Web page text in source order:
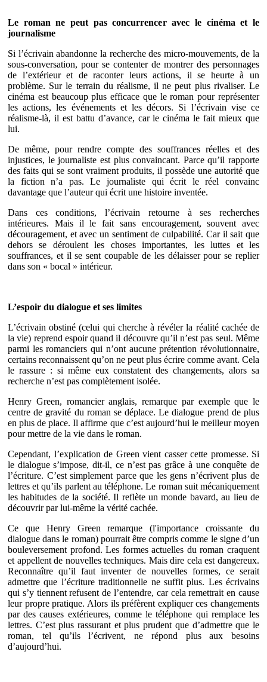
Le roman ne peut pas concurrencer avec le cinéma et le
journalisme
Si l’écrivain abandonne la recherche des micro-mouvements, de la
sous-conversation, pour se contenter de montrer des personnages
de l’extérieur et de raconter leurs actions, il se heurte à un
problème. Sur le terrain du réalisme, il ne peut plus rivaliser. Le
cinéma est beaucoup plus efficace que le roman pour représenter
les actions, les événements et les décors. Si l’écrivain vise ce
réalisme-là, il est battu d’avance, car le cinéma le fait mieux que
lui.
De même, pour rendre compte des souffrances réelles et des
injustices, le journaliste est plus convaincant. Parce qu’il rapporte
des faits qui se sont vraiment produits, il possède une autorité que
la fiction n’a pas. Le journaliste qui écrit le réel convainc
davantage que l’auteur qui écrit une histoire inventée.
Dans ces conditions, l’écrivain retourne à ses recherches
intérieures. Mais il le fait sans encouragement, souvent avec
découragement, et avec un sentiment de culpabilité. Car il sait que
dehors se déroulent les choses importantes, les luttes et les
souffrances, et il se sent coupable de les délaisser pour se replier
dans son « bocal » intérieur.
L’espoir du dialogue et ses limites
L’écrivain obstiné (celui qui cherche à révéler la réalité cachée de
la vie) reprend espoir quand il découvre qu’il n’est pas seul. Même
parmi les romanciers qui n’ont aucune prétention révolutionnaire,
certains reconnaissent qu’on ne peut plus écrire comme avant. Cela
le rassure : si même eux constatent des changements, alors sa
recherche n’est pas complètement isolée.
Henry Green, romancier anglais, remarque par exemple que le
centre de gravité du roman se déplace. Le dialogue prend de plus
en plus de place. Il affirme que c’est aujourd’hui le meilleur moyen
pour mettre de la vie dans le roman.
Cependant, l’explication de Green vient casser cette promesse. Si
le dialogue s’impose, dit-il, ce n’est pas grâce à une conquête de
l’écriture. C’est simplement parce que les gens n’écrivent plus de
lettres et qu’ils parlent au téléphone. Le roman suit mécaniquement
les habitudes de la société. Il reflète un monde bavard, au lieu de
découvrir par lui-même la vérité cachée.
Ce que Henry Green remarque (l'importance croissante du
dialogue dans le roman) pourrait être compris comme le signe d’un
bouleversement profond. Les formes actuelles du roman craquent
et appellent de nouvelles techniques. Mais dire cela est dangereux.
Reconnaître qu’il faut inventer de nouvelles formes, ce serait
admettre que l’écriture traditionnelle ne suffit plus. Les écrivains
qui s’y tiennent refusent de l’entendre, car cela remettrait en cause
leur propre pratique. Alors ils préfèrent expliquer ces changements
par des causes extérieures, comme le téléphone qui remplace les
lettres. C’est plus rassurant et plus prudent que d’admettre que le
roman, tel qu’ils l’écrivent, ne répond plus aux besoins
d’aujourd’hui.